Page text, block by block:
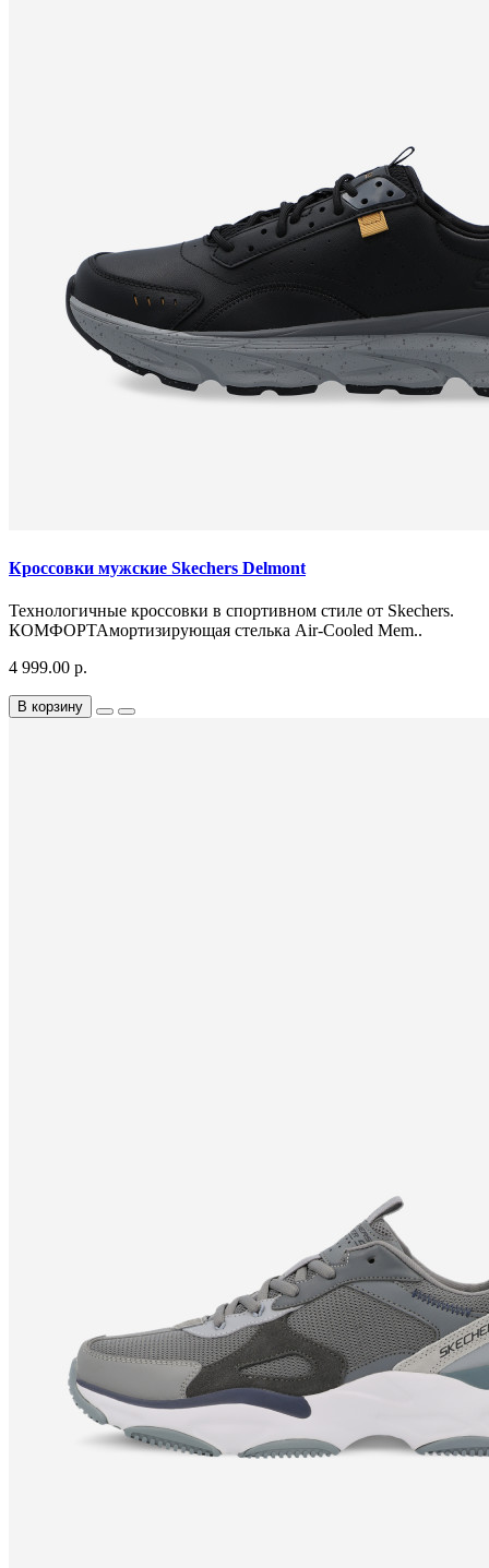
Кроссовки мужские Skechers Delmont
Технологичные кроссовки в спортивном стиле от Skechers.
КОМФОРТАмортизирующая стелька Air-Cooled Mem..
4 999.00 р.
В корзину